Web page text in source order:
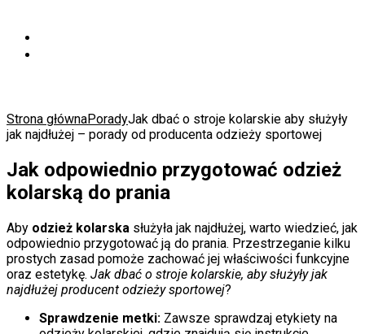
Strona głównaPoradyJak dbać o stroje kolarskie aby służyły
jak najdłużej – porady od producenta odzieży sportowej
Jak odpowiednio przygotować odzież
kolarską do prania
Aby odzież kolarska służyła jak najdłużej, warto wiedzieć, jak
odpowiednio przygotować ją do prania. Przestrzeganie kilku
prostych zasad pomoże zachować jej właściwości funkcyjne
oraz estetykę. Jak dbać o stroje kolarskie, aby służyły jak
najdłużej producent odzieży sportowej?
Sprawdzenie metki: Zawsze sprawdzaj etykiety na